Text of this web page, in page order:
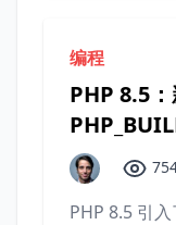
编程
PHP 8.5
PHP 8.5 引